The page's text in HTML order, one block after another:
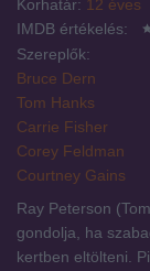
Korhatár: 12 éves
IMDB értékelés:
Szereplők:
Bruce Dern
Tom Hanks
Carrie Fisher
Corey Feldman
Courtney Gains
Ray Peterson
gondolja, ha
kertben eltölteni.